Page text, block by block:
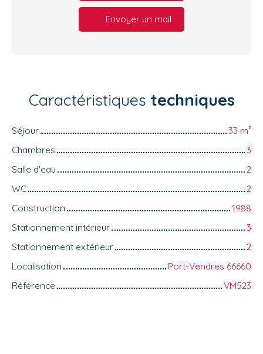
Envoyer un mail
Caractéristiques techniques
Séjour 33 m²
Chambres
3
Salle d'eau
2
WC
2
Construction
1988
Stationnement intérieur
3
Stationnement extérieur
2
Localisation
Port-Vendres 66660
Référence
VM523